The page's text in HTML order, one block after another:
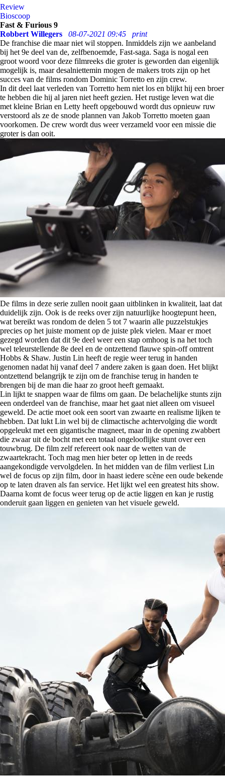
Review
Bioscoop
Fast & Furious 9
Robbert Willegers
08-07-2021 09:45
print
De franchise die maar niet wil stoppen. Inmiddels zijn we aanbeland
bij het 9e deel van de, zelfbenoemde, Fast-saga. Saga is nogal een
groot woord voor deze filmreeks die groter is geworden dan eigenlijk
mogelijk is, maar desalniettemin mogen de makers trots zijn op het
succes van de films rondom Dominic Torretto en zijn crew.
In dit deel laat verleden van Torretto hem niet los en blijkt hij een broer
te hebben die hij al jaren niet heeft gezien. Het rustige leven wat die
met kleine Brian en Letty heeft opgebouwd wordt dus opnieuw ruw
verstoord als ze de snode plannen van Jakob Torretto moeten gaan
voorkomen. De crew wordt dus weer verzameld voor een missie die
groter is dan ooit.
De films in deze serie zullen nooit gaan uitblinken in kwaliteit, laat dat
duidelijk zijn. Ook is de reeks over zijn natuurlijke hoogtepunt heen,
wat bereikt was rondom de delen 5 tot 7 waarin alle puzzelstukjes
precies op het juiste moment op de juiste plek vielen. Maar er moet
gezegd worden dat dit 9e deel weer een stap omhoog is na het toch
wel teleurstellende 8e deel en de ontzettend flauwe spin-off omtrent
Hobbs & Shaw. Justin Lin heeft de regie weer terug in handen
genomen nadat hij vanaf deel 7 andere zaken is gaan doen. Het blijkt
ontzettend belangrijk te zijn om de franchise terug in handen te
brengen bij de man die haar zo groot heeft gemaakt.
Lin lijkt te snappen waar de films om gaan. De belachelijke stunts zijn
een onderdeel van de franchise, maar het gaat niet alleen om visueel
geweld. De actie moet ook een soort van zwaarte en realisme lijken te
hebben. Dat lukt Lin wel bij de climactische achtervolging die wordt
opgeleukt met een gigantische magneet, maar in de opening zwabbert
die zwaar uit de bocht met een totaal ongelooflijke stunt over een
touwbrug. De film zelf refereert ook naar de wetten van de
zwaartekracht. Toch mag men hier beter op letten in de reeds
aangekondigde vervolgdelen. In het midden van de film verliest Lin
wel de focus op zijn film, door in haast iedere scène een oude bekende
op te laten draven als fan service. Het lijkt wel een greatest hits show.
Daarna komt de focus weer terug op de actie liggen en kan je rustig
onderuit gaan liggen en genieten van het visuele geweld.